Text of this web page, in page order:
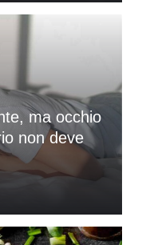
ma occhio
non deve